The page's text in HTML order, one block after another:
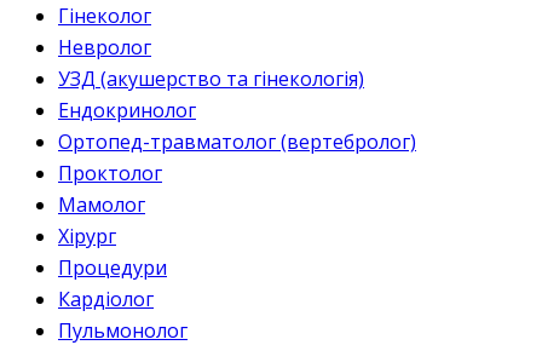
Гінеколог
Невролог
УЗД (акушерство та гінекологія)
Ендокринолог
Ортопед-травматолог (вертебролог)
Проктолог
Мамолог
Хірург
Процедури
Кардіолог
Пульмонолог